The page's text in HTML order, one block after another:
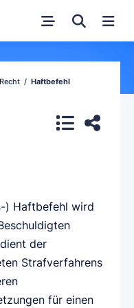
Haftbefehl
) Haftbefehl wird
der
Strafverfahrens
für einen